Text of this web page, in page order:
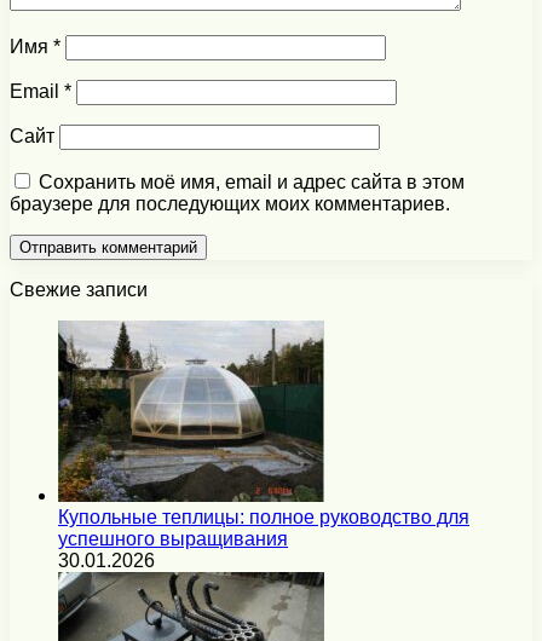
Имя *
Email *
Сайт
Сохранить моё имя, email и адрес сайта в этом
браузере для последующих моих комментариев.
Свежие записи
Купольные теплицы: полное руководство для
успешного выращивания
30.01.2026